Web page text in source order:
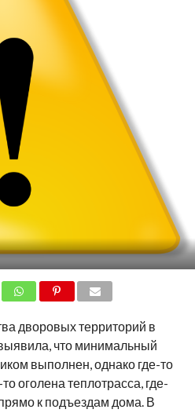
дворовых территорий в
что минимальный
выполнен, однако где-то
оголена теплотрасса, где-
к подъездам дома. В